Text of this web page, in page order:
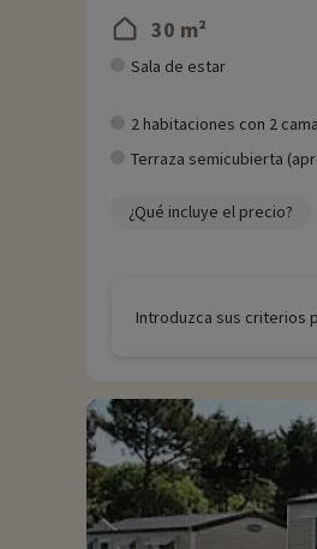
30 m²
Sala de estar
2 habitaciones con 2
Terraza semicubierta
¿Qué incluye el precio?
Introduzca sus criterios